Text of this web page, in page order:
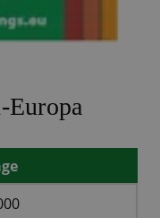
Europa